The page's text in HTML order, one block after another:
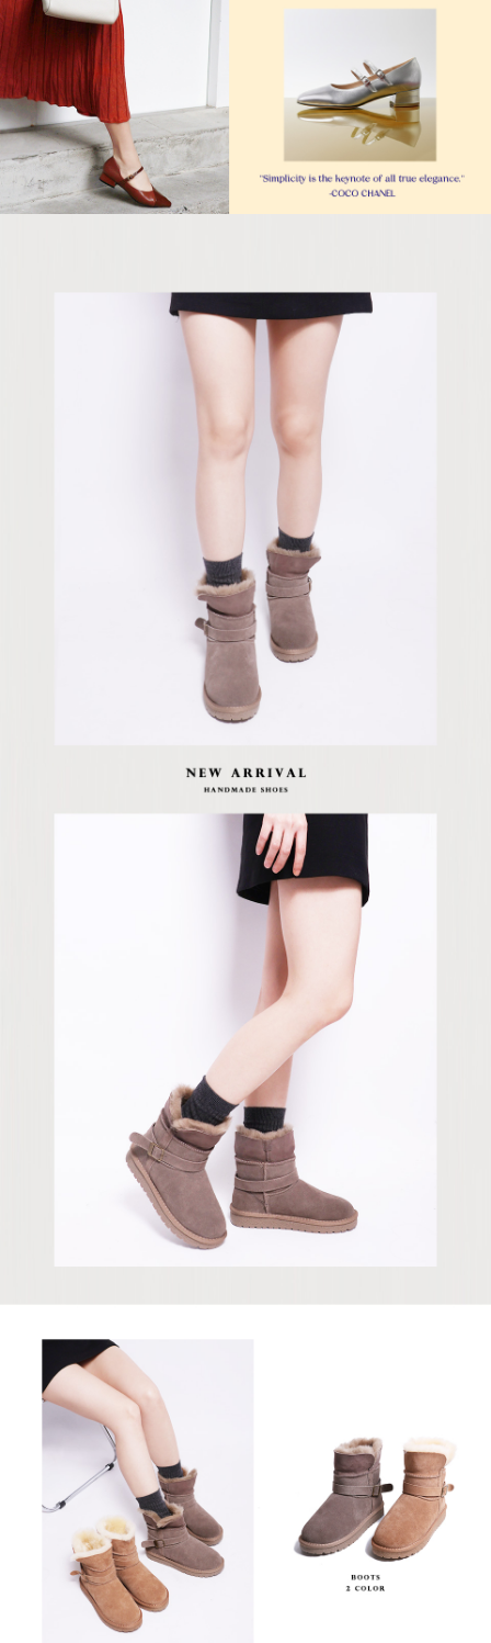
權轉讓予恩沛科技股份有限公司。
２．關於個人資料處理事宜，請瀏覽以下網址：
https://aftee.tw/terms/#terms3
３．未成年的使用者請事先徵得法定代理人或監護人之同意方可使用
「AFTEE先享後付」，若未經同意申辦者引起之損失，本公司不負相關責
任。
４．使用「AFTEE先享後付」時，將依據個別帳號之用戶狀況，依本公司即
時審查核予不同之上限額度；若仍有額度不足之情形，本公司將視審查結果
請求用戶進行身份認證。
５．嚴禁一人註冊多個帳號或使用他人資訊註冊。若發現惡意使用之情形，
恩沛科技股份有限公司將有權停止該用戶之使用額度並採取法律行動。